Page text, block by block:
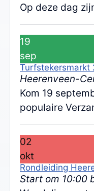
Op deze dag
19
sep
Turfstekersmarkt
Heerenveen-
Kom 19
populaire
02
okt
Rondleiding
Start om 10:00